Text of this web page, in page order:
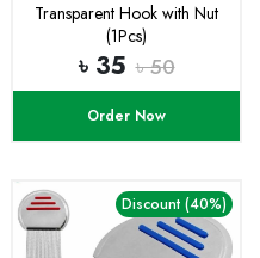
Transparent Hook with Nut
(1Pcs)
৳ 35 ৳ 50
Order Now
Discount (40%)